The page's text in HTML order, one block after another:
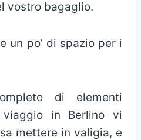
vostro bagaglio.
un po’ di spazio per i
di elementi
in Berlino vi
mettere in valigia, e